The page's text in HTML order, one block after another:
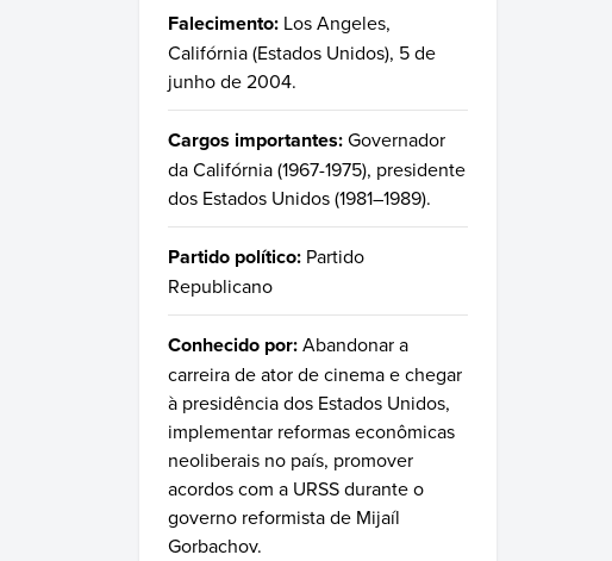
Falecimento: Los Angeles,
Califórnia (Estados Unidos), 5 de
junho de 2004.
Cargos importantes:Governador
da Califórnia (1967-1975), presidente
dos Estados Unidos (1981–1989).
Partido político: Partido
Republicano
Conhecido por:Abandonar a
carreira de ator de cinema e chegar
à presidência dos Estados Unidos,
implementar reformas econômicas
neoliberais no país, promover
acordos com a URSS durante o
governo reformista de Mijaíl
Gorbachov.